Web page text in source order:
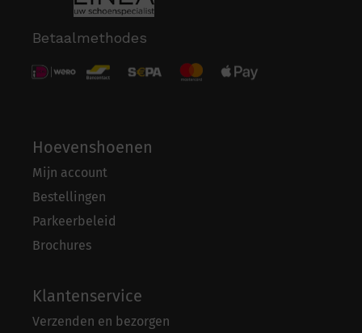
Betaalmethodes
Hoevenshoenen
Mijn account
Bestellingen
Parkeerbeleid
Brochures
Klantenservice
Verzenden en bezorgen